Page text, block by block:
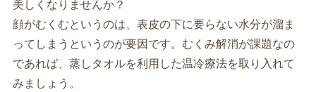
美しくなりませんか？
顔がむくむというのは、表皮の下に要らない水分が溜ま
ってしまうというのが要因です。むくみ解消が課題なの
であれば、蒸しタオルを利用した温冷療法を取り入れて
みましょう。